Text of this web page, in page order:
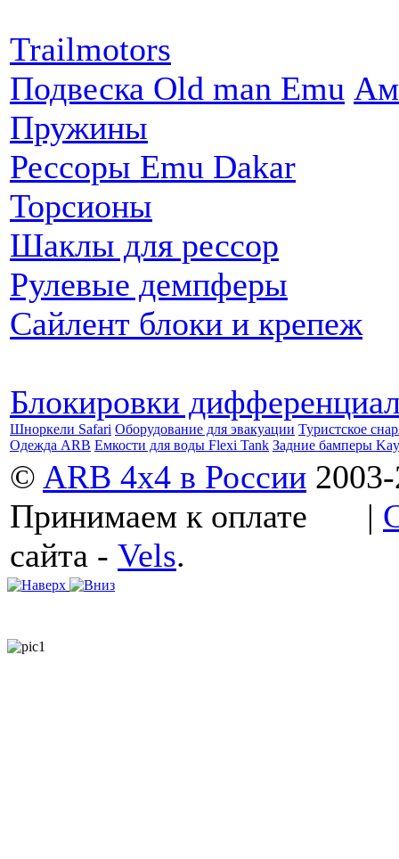
Trailmotors
Подвеска Old man Emu
Пружины
Рессоры Emu Dakar
Торсионы
Шаклы для рессор
Рулевые демпферы
Сайлент блоки и крепеж
Блокировки
Шноркели Safari Оборудование для эвакуации Туристское
Одежда ARB Емкости для воды Flexi Tank Задние бамперы
© ARB 4x4 в России
Принимаем к оплате
|
сайта - Vels.